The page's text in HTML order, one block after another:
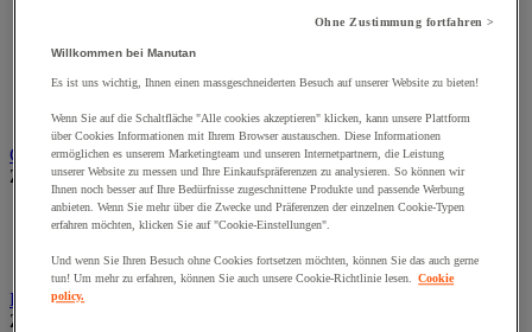
Markierungsetikett und Pistole
Versandetikett und Spender
Versandtasche für Dokumente
Geschenkverpackung
Zur gesamten Produktgruppe
Füllmaterial für Geschenke
Geschenkband und Spender
Geschenkbeutel
Karton, Umschlag und Paket
Zur gesamten Produktgruppe
Ohne Zustimmung fortfahren >
Willkommen bei Manutan
Es ist uns wichtig, Ihnen einen massgeschneiderten Besuch auf unserer Website zu bieten!
Wenn Sie auf die Schaltfläche "Alle cookies akzeptieren" klicken, kann unsere Plattform
über Cookies Informationen mit Ihrem Browser austauschen. Diese Informationen
ermöglichen es unserem Marketingteam und unseren Internetpartnern, die Leistung
unserer Website zu messen und Ihre Einkaufspräferenzen zu analysieren. So können wir
Ihnen noch besser auf Ihre Bedürfnisse zugeschnittene Produkte und passende Werbung
anbieten. Wenn Sie mehr über die Zwecke und Präferenzen der einzelnen Cookie-Typen
erfahren möchten, klicken Sie auf "Cookie-Einstellungen".
Und wenn Sie Ihren Besuch ohne Cookies fortsetzen möchten, können Sie das auch gerne
tun! Um mehr zu erfahren, können Sie auch unsere Cookie-Richtlinie lesen.
Cookie
policy.